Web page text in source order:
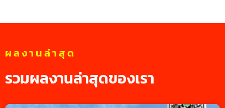
ผลงานล่าสุด
รวมผลงานล่าสุดของเรา